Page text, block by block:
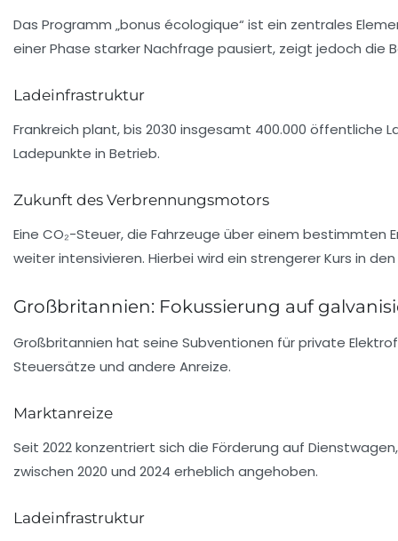
Das Programm „bonus écologique“ ist ein zentrales
einer Phase starker Nachfrage pausiert, zeigt jedoch
Ladeinfrastruktur
Frankreich plant, bis 2030 insgesamt 400.000 öffentliche
Ladepunkte in Betrieb.
Zukunft des Verbrennungsmotors
Eine CO₂-Steuer, die Fahrzeuge über einem
weiter intensivieren. Hierbei wird ein strengerer Kurs in
Großbritannien: Fokussierung auf
Großbritannien hat seine Subventionen für private
Steuersätze und andere Anreize.
Marktanreize
Seit 2022 konzentriert sich die Förderung auf
zwischen 2020 und 2024 erheblich angehoben.
Ladeinfrastruktur